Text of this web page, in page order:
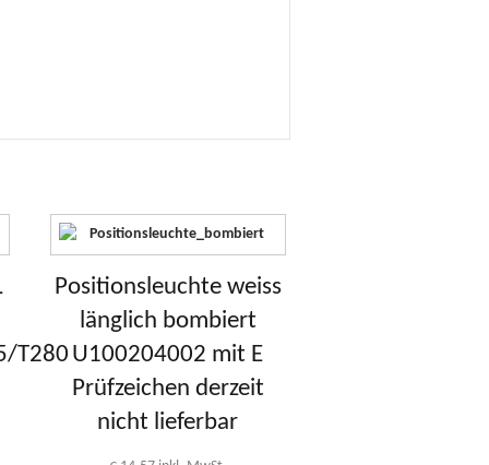
T280
Positionsleuchte weiss
länglich bombiert
U100204002 mit E
Prüfzeichen derzeit
nicht lieferbar